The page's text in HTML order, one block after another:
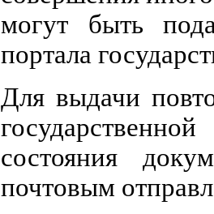
могут быть
портала
Для выдачи
состояния
почтовым